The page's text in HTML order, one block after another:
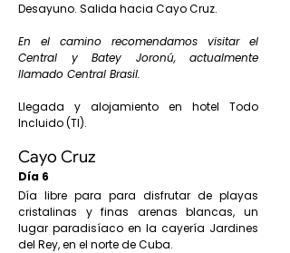
Desayuno. Salida hacia Cayo Cruz.
En el camino recomendamos visitar el
Central y Batey Joronú, actualmente
llamado Central Brasil.
Llegada y alojamiento en hotel Todo
Incluido (TI).
Cayo Cruz
Día 6
Día libre para para disfrutar de playas
cristalinas y finas arenas blancas, un
lugar paradisíaco en la cayería Jardines
del Rey, en el norte de Cuba.